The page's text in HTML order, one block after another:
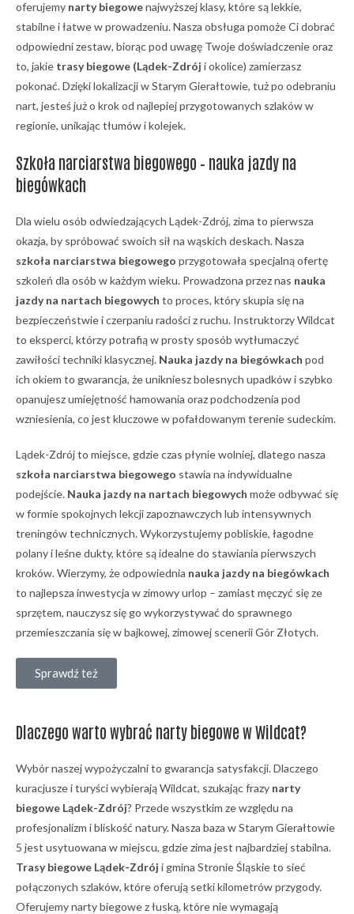
oferujemy narty biegowenajwyższej klasy, które są lekkie,
stabilne i łatwe w prowadzeniu. Nasza obsługa pomoże Ci dobrać
odpowiedni zestaw, biorąc pod uwagę Twoje doświadczenie oraz
to, jakie trasy biegowe (Lądek-Zdrój i okolice) zamierzasz
pokonać. Dzięki lokalizacji w Starym Gierałtowie, tuż po odebraniu
nart, jesteś już o krok od najlepiej przygotowanych szlaków w
regionie, unikając tłumów i kolejek.
Szkoła narciarstwa biegowego – nauka jazdy na
biegówkach
Dla wielu osób odwiedzających Lądek-Zdrój, zima to pierwsza
okazja, by spróbować swoich sił na wąskich deskach. Nasza
szkoła narciarstwa biegowego przygotowała specjalną ofertę
szkoleń dla osób w każdym wieku. Prowadzona przez nas nauka
jazdy na nartach biegowych to proces, który skupia się na
bezpieczeństwie i czerpaniu radości z ruchu. Instruktorzy Wildcat
to eksperci, którzy potrafią w prosty sposób wytłumaczyć
zawiłości techniki klasycznej. Nauka jazdy na biegówkach pod
ich okiem to gwarancja, że unikniesz bolesnych upadków i szybko
opanujesz umiejętność hamowania oraz podchodzenia pod
wzniesienia, co jest kluczowe w pofałdowanym terenie sudeckim.
Lądek-Zdrój to miejsce, gdzie czas płynie wolniej, dlatego nasza
szkoła narciarstwa biegowego stawia na indywidualne
podejście. Nauka jazdy na nartach biegowych może odbywać się
w formie spokojnych lekcji zapoznawczych lub intensywnych
treningów technicznych. Wykorzystujemy pobliskie, łagodne
polany i leśne dukty, które są idealne do stawiania pierwszych
kroków. Wierzymy, że odpowiednia nauka jazdy na biegówkach
to najlepsza inwestycja w zimowy urlop – zamiast męczyć się ze
sprzętem, nauczysz się go wykorzystywać do sprawnego
przemieszczania się w bajkowej, zimowej scenerii Gór Złotych.
Sprawdź też
Dlaczego warto wybrać narty biegowe w Wildcat?
Wybór naszej wypożyczalni to gwarancja satysfakcji. Dlaczego
kuracjusze i turyści wybierają Wildcat, szukając frazy narty
biegowe Lądek-Zdrój? Przede wszystkim ze względu na
profesjonalizm i bliskość natury. Nasza baza w Starym Gierałtowie
5 jest usytuowana w miejscu, gdzie zima jest najbardziej stabilna.
Trasy biegowe Lądek-Zdrój i gmina Stronie Śląskie to sieć
połączonych szlaków, które oferują setki kilometrów przygody.
Oferujemy narty biegowe z łuską, które nie wymagają